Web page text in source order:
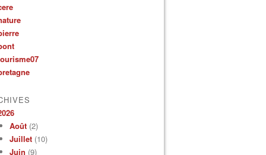
Août (2)
Juillet (10)
Juin (9)